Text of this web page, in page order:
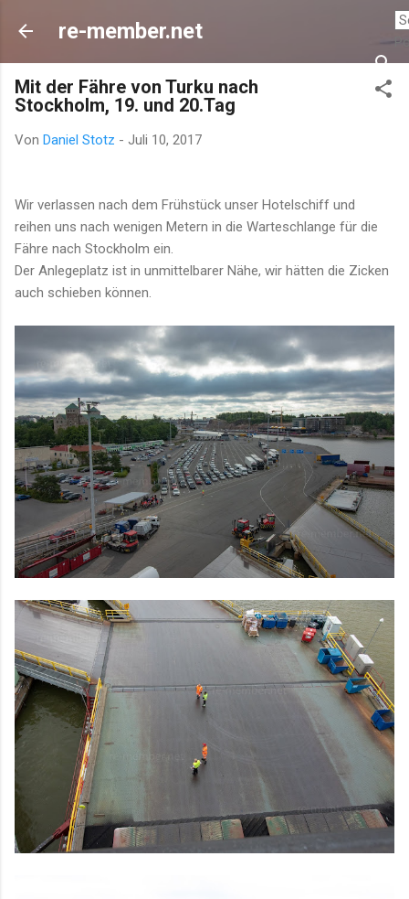
re-member.net
Mit der Fähre von Turku nach
Stockholm, 19. und 20.Tag
Von Daniel Stotz - Juli 10, 2017
Wir verlassen nach dem Frühstück unser Hotelschiff und
reihen uns nach wenigen Metern in die Warteschlange für die
Fähre nach Stockholm ein.
Der Anlegeplatz ist in unmittelbarer Nähe, wir hätten die Zicken
auch schieben können.